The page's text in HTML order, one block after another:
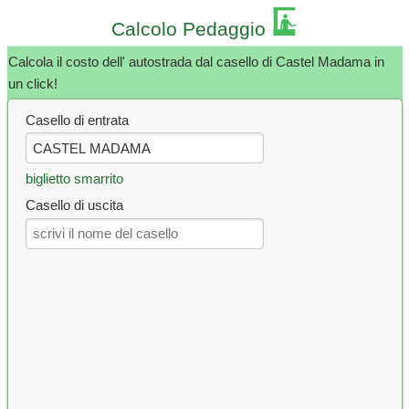
Calcolo Pedaggio
Calcola il costo dell' autostrada dal casello di Castel Madama in
un click!
Casello di entrata
biglietto smarrito
Casello di uscita